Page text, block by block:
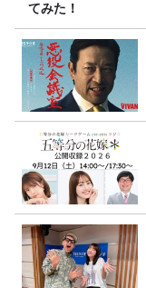
てみた！